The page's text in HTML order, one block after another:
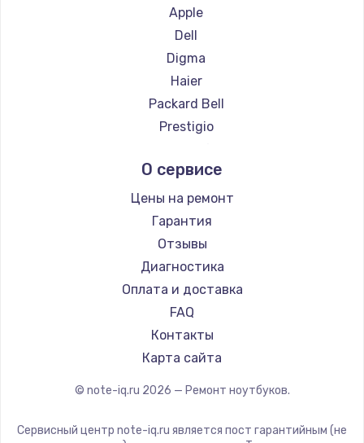
Ремонт ноутбуков Thunderobot
Ремонт ноутбуков Hasee
Ремонт ноутбуков ZTE
Ремонт ноутбуков Hiper
Ремонт ноутбуков Evga
Ремонт ноутбуков Google
Ремонт ноутбуков Ardor
Ремонт ноутбуков Predator
Ремонт ноутбуков iru
Ремонт ноутбуков Machenike
Ремонт ноутбуков DEXP
Ремонт ноутбуков Teclast
Ремонт ноутбуков CHUWI
Ремонт ноутбуков Colorful
Apple
Dell
Digma
Haier
Packard Bell
Prestigio
Alienware
Aquarius
Gigabyte
Aorus
Maibenben
Getac
Epson
Philips
LG
Thunderobot
О сервисе
Цены на ремонт
Гарантия
Отзывы
Диагностика
Оплата и доставка
FAQ
Контакты
Карта сайта
© note-iq.ru 2026 — Ремонт ноутбуков.
Сервисный центр note-iq.ru является пост гарантийным (не